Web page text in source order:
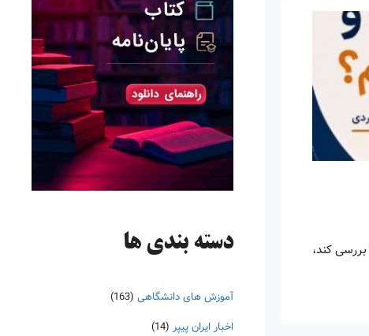
کند،
دسته‌ بندی ها
آموزش های دانشگاهی (163)
اخبار ایران پیپر (14)